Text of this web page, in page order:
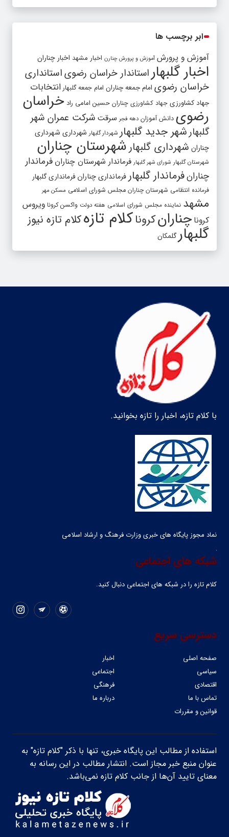
ابر برچسب ها
آموزش و پرورش آموزش و پرورش چنارن اخبار مشهد اخبار چناران
اخبار گلبهار استاندار خراسان رضویاستانداری
خراسان رضوی امام جمعه چناران امام جمعه گلبهار انتخابات
جهاد کشاورزی جهاد کشاورزی چناران حسین امامی راد خراسان
رضوی دانش آموزان دهه فجر سرقت شرکت عمران شهر
گلبهار شهر جدید گلبهار شهردار گلبهار شهرداری شهرداری
چناران شهرداری گلبهار شهرستان چناران
شهرستان گلبهار شورای شهر گلبهار فرماندار شهرستان چناران فرماندار
چنارانفرماندار گلبهار فرمانداری چناران فرمانداری گلبهار
فرمانده انتظامی شهرستان چناران مجلس شورای اسلامی مسکن مهر
مشهد نماینده مجلس شورای اسلامی هفته دولت واکسن کرونا ویروس
کرونا چنارانکروناکلام تازهکلام تازه نیوز
گلبهار گلمکان
با کلام تازه، اخبار را تازه بخوانید.
نماد مجوز پایگاه های خبری وزارت فرهنگ و ارشاد اسلامی
شبکه های اجتماعی
کلام تازه را در شبکه ‌های اجتماعی دنبال کنید.
دسترسی سریع
صفحه اصلی
اخبار
سیاسی
اجتماعی
اقتصادی
فرهنگی
تماس با ما
درباره ما
قوانین و مقررات
استفاده از مطالب این پایگاه خبری، تنها با ذکر "کلام تازه" به
عنوان منبع خبر مجاز است. انتشار مطالب در این رسانه به
معنای تایید آن‌ها از جانب کلام تازه نمی‌باشد.